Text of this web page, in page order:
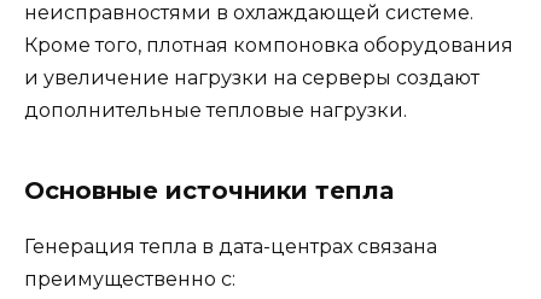
неисправностями в охлаждающей системе.
Кроме того, плотная компоновка оборудования
и увеличение нагрузки на серверы создают
дополнительные тепловые нагрузки.
Основные источники тепла
Генерация тепла в дата-центрах связана
преимущественно с: